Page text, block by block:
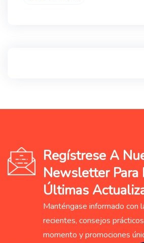
Regístrese A
Newsletter Para
Últimas
Manténgase informado con
recientes, consejos
momento y promociones